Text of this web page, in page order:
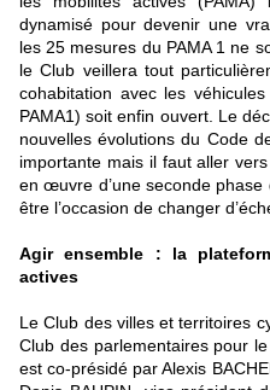
dynamisé pour devenir une
les 25 mesures du PAMA 1 ne
le Club veillera tout
cohabitation avec les
PAMA1) soit enfin ouvert. Le
nouvelles évolutions du Code
importante mais il faut aller
en œuvre d’une seconde phase
être l’occasion de changer
Agir ensemble : la
actives
Le Club des villes et territoires
Club des parlementaires pour
est co-présidé par Alexis